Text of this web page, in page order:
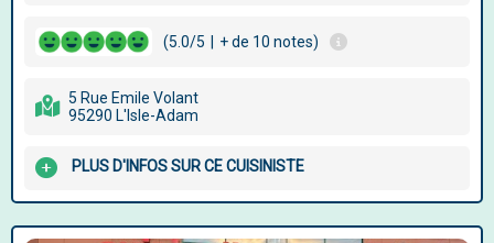
(5.0/5 + de 10 notes)
5 Rue Emile Volant
95290 L'Isle-Adam
PLUS D'INFOS SUR CE CUISINISTE